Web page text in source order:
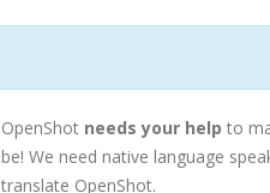
OpenShot needs your help to
be! We need native language
translate OpenShot.